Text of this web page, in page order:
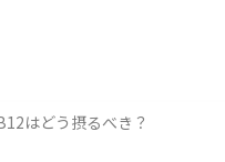
はどう摂るべき？